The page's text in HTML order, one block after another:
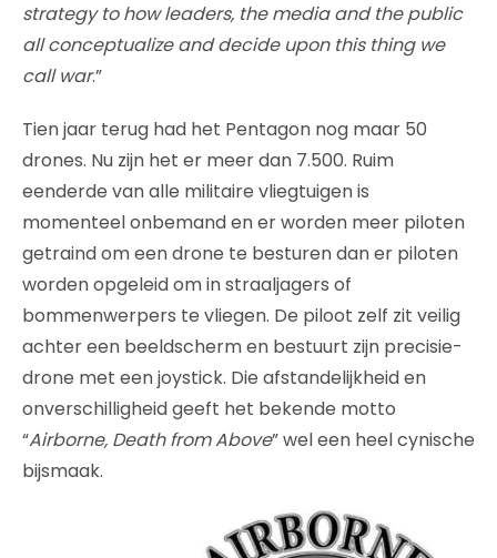
strategy to how leaders, the media and the public
all conceptualize and decide upon this thing we
call war.”
Tien jaar terug had het Pentagon nog maar 50
drones. Nu zijn het er meer dan 7.500. Ruim
eenderde van alle militaire vliegtuigen is
momenteel onbemand en er worden meer piloten
getraind om een drone te besturen dan er piloten
worden opgeleid om in straaljagers of
bommenwerpers te vliegen. De piloot zelf zit veilig
achter een beeldscherm en bestuurt zijn precisie-
drone met een joystick. Die afstandelijkheid en
onverschilligheid geeft het bekende motto
“Airborne, Death from Above” wel een heel cynische
bijsmaak.